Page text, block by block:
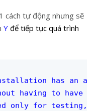
cách tự động nhưng sẽ
Y để tiếp tục quá trình
has an
having to have
only for testing,